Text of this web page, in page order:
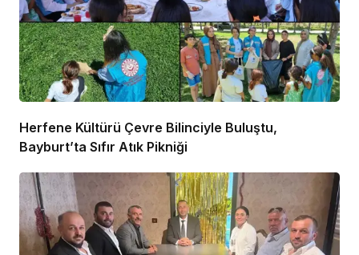
Herfene Kültürü Çevre Bilinciyle Buluştu,
Bayburt’ta Sıfır Atık Pikniği